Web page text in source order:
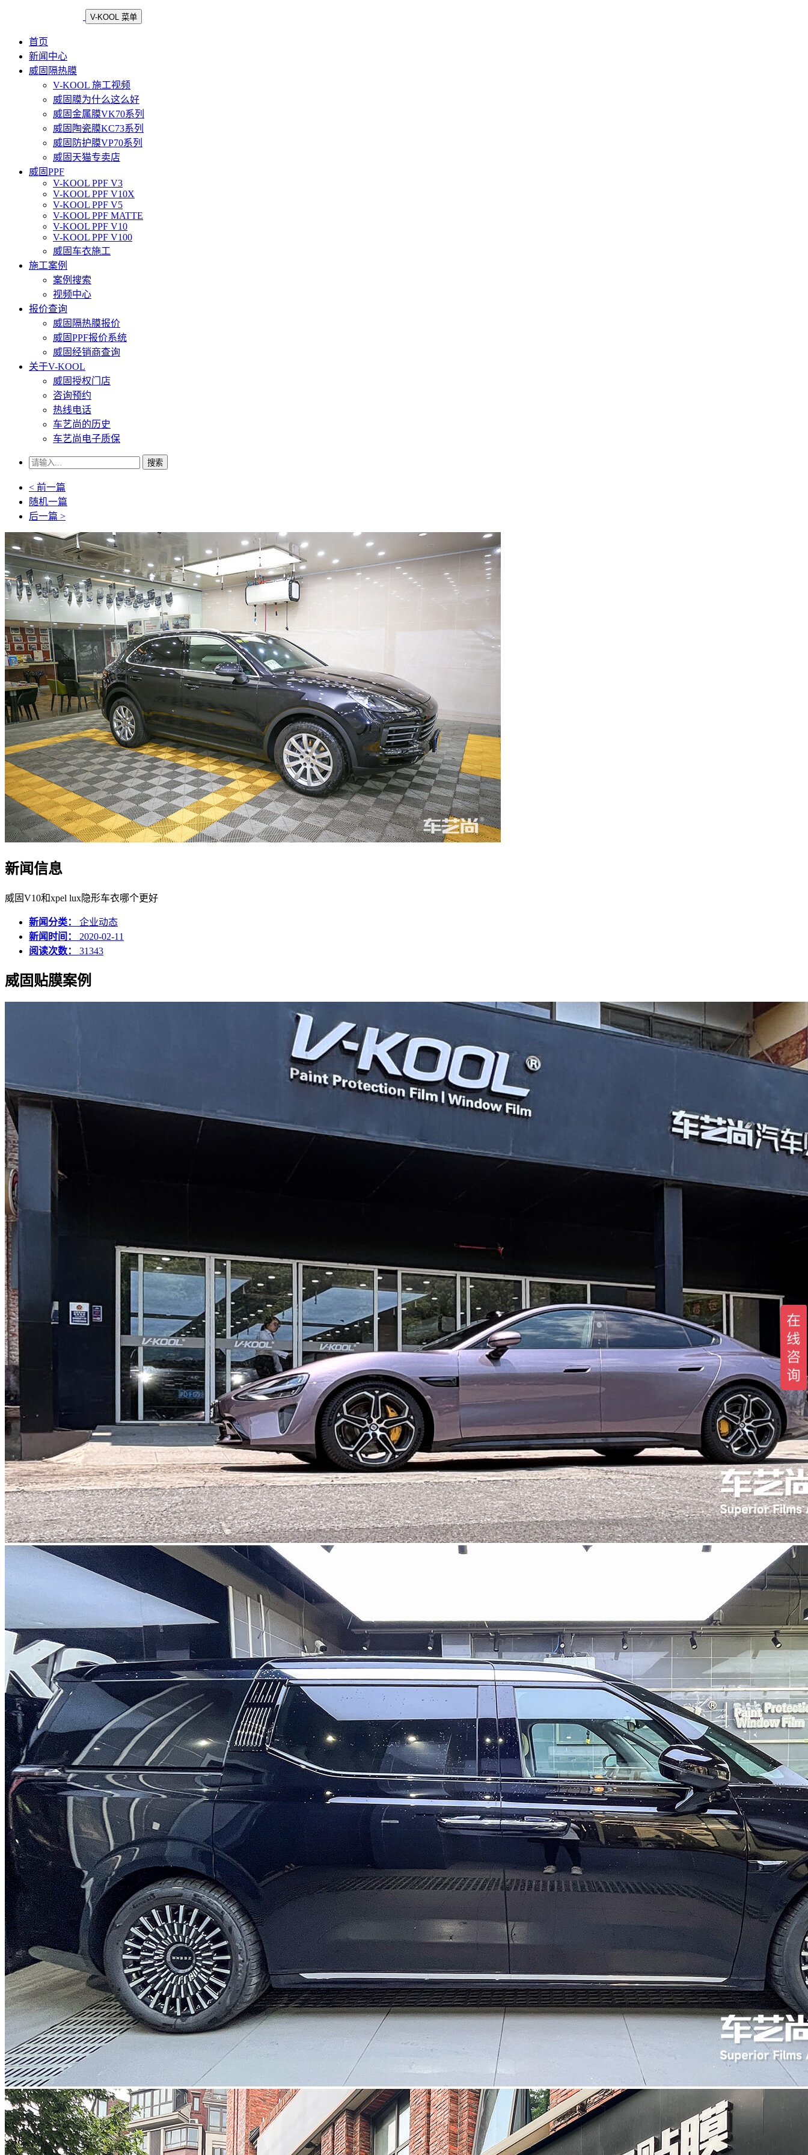
V-KOOL 菜单
首页
新闻中心
威固隔热膜
V-KOOL 施工视频
威固膜为什么这么好
威固金属膜VK70系列
威固陶瓷膜KC73系列
威固防护膜VP70系列
威固天猫专卖店
威固PPF
V-KOOL PPF V3
V-KOOL PPF V10X
V-KOOL PPF V5
V-KOOL PPF MATTE
V-KOOL PPF V10
V-KOOL PPF V100
威固车衣施工
施工案例
案例搜索
视频中心
报价查询
威固隔热膜报价
威固PPF报价系统
威固经销商查询
关于V-KOOL
威固授权门店
咨询预约
热线电话
车艺尚的历史
车艺尚电子质保
搜索
< 前一篇
随机一篇
后一篇 >
新闻信息
威固V10和xpel lux隐形车衣哪个更好
新闻分类： 企业动态
新闻时间： 2020-02-11
阅读次数： 31343
威固贴膜案例